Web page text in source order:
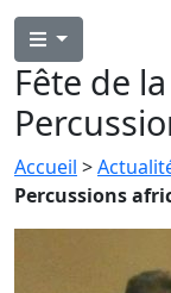
Fête de
Accueil >
Percussions